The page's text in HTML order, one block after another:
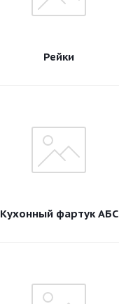
Рейки
Кухонный фартук АБС